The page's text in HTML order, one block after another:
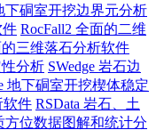
下硐室开挖边界元分析
件 RocFall2 全面的二维
的三维落石分析软件
分析 SWedge 岩石边
地下硐室开挖楔体稳定
软件 RSData 岩石、土
方位数据图解和统计分